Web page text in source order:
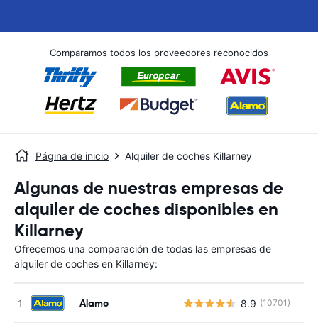
Comparamos todos los proveedores reconocidos
Página de inicio Alquiler de coches Killarney
Algunas de nuestras empresas de
alquiler de coches disponibles en
Killarney
Ofrecemos una comparación de todas las empresas de
alquiler de coches en Killarney:
Alamo 8.9 (10701)